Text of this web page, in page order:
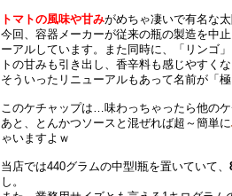
トマトの風味や甘みがめちゃ凄いで有名な
今回、容器メーカーが従来の瓶の製造を中
ーアルしています。また同時に、「リンゴ
トの甘みも引き出し、香辛料も感じやすく
そういったリニューアルもあって名前が「
このケチャップは…味わっちゃったら他の
あと、とんかつソースと混ぜれば超～簡単に
ゃいますよｗ
当店では440グラムの中型l瓶を置いていて、
し。